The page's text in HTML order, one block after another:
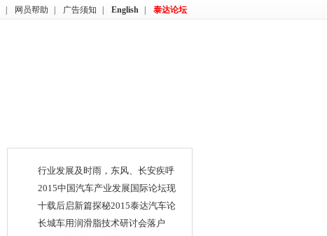
网员帮助 广告须知 English 泰达论坛
行业发展及时雨，东风、长安疾呼
中国品牌协同发展
2015中国汽车产业发展国际论坛现
场直击十载后启新篇探秘2015泰达汽车论
坛开幕前夕
长城车用润滑脂技术研讨会落户